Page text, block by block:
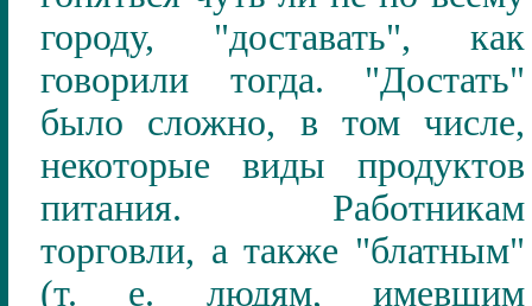
городу, "доставать", как
говорили тогда. "Достать"
было сложно, в том числе,
некоторые виды продуктов
питания. Работникам
торговли, а также "блатным"
(т.
е. людям, имевшим